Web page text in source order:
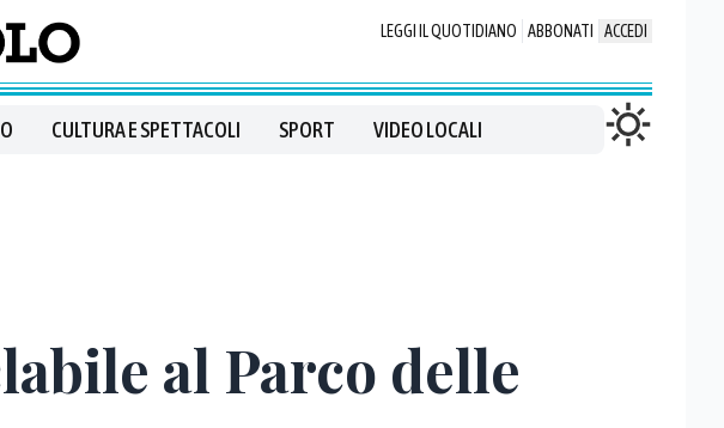
LEGGI IL QUOTIDIANO ABBONATI ACCEDI
CULTURA E SPETTACOLI SPORT VIDEO LOCALI
al Parco delle